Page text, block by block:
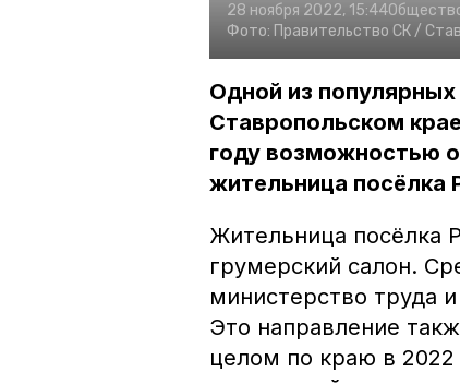
28 ноября 2022, 15:44
Фото: Правительство СК /
Одной из
Ставропольском
году возможностью
жительница посёлка
Жительница посёлка
грумерский салон.
министерство труда
Это направление
целом по краю в 2022